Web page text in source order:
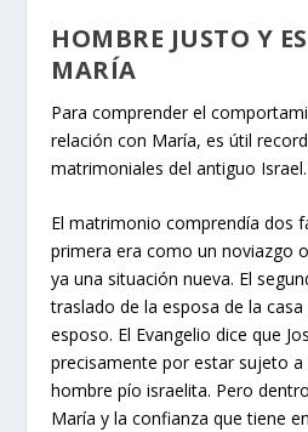
HOMBRE JUSTO Y
MARÍA
Para comprender el
relación con María, es útil
matrimoniales del antiguo Israel.
El matrimonio comprendía dos
primera era como un noviazgo
ya una situación nueva. El
traslado de la esposa de la
esposo. El Evangelio dice que
precisamente por estar sujeto
hombre pío israelita. Pero
María y la confianza que tiene